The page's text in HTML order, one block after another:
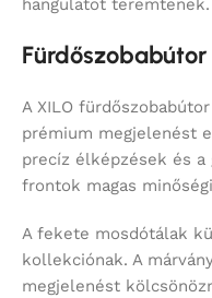
A XILO
prémium megjelenést
precíz élképzések és
frontok magas
A fekete mosdótálak
kollekciónak. A
megjelenést